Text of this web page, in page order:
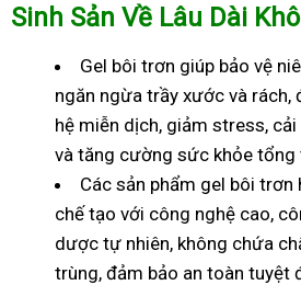
Sinh Sản Về Lâu Dài
Gel bôi trơn giúp bảo vệ
ngăn ngừa trầy xước và rách,
hệ miễn dịch, giảm stress,
và tăng cường sức khỏe tổng
Các sản phẩm gel bôi
chế tạo với công nghệ cao,
dược tự nhiên, không chứa
trùng, đảm bảo an toàn tuyệt